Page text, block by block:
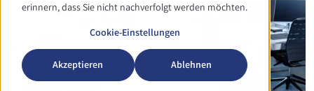
erinnern, dass Sie nicht nachverfolgt werden möchten.
Cookie-Einstellungen
Akzeptieren Ablehnen